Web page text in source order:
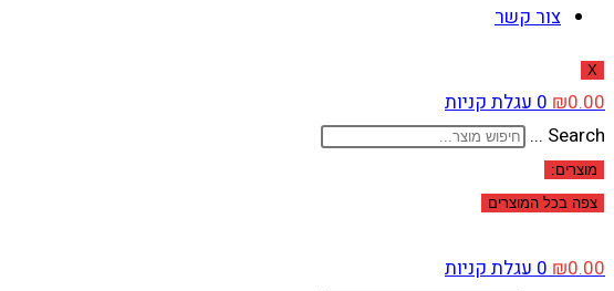
צור קשר
X
₪0.00
0עגלת קניות
Search ...
מוצרים:
צפה בכל המוצרים
₪0.00
0עגלת קניות